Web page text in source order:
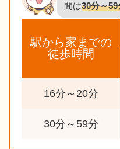
間は30分～59
駅から家までの
徒歩時間
16分～20分
30分～59分